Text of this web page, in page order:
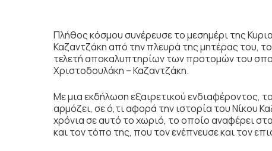
Πλήθος κόσμου συνέρευσε το μεσημέρι της
Καζαντζάκη από την πλευρά της μητέρας του,
τελετή αποκαλυπτηρίων των προτομών του
Χριστοδουλάκη – Καζαντζάκη.
Με μια εκδήλωση εξαιρετικού ενδιαφέροντος,
αρμόζει, σε ό,τι αφορά την ιστορία του Νίκου
χρόνια σε αυτό το χωριό, το οποίο αναφέρει
και τον τόπο της, που τον ενέπνευσε και τον